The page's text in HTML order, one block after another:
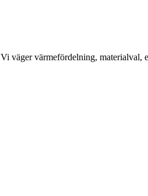
väger värmefördelning, materialval,